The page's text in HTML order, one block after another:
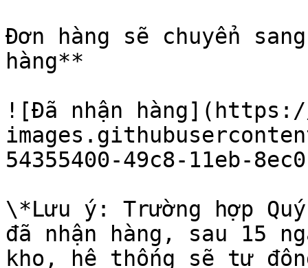
Đơn hàng sẽ chuyển
hàng**
![Đã nhận
54355400-49c8-11eb-
\*Lưu ý: Trường hợp
đã nhận hàng, sau 15
kho, hệ thống sẽ tự